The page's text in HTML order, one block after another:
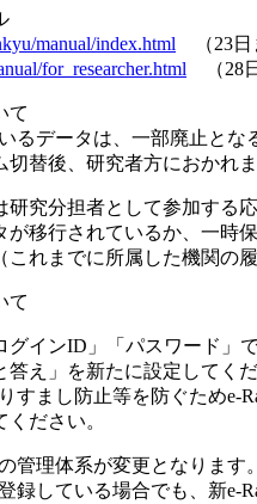
manual/index.html （23日
for_researcher.html （28
て
るデータは、一部廃止と
替後、研究者方におかれ
研究分担者として参加する
移行されているか、一時
これまでに所属した機関の
て
グインID」「パスワード
え」を新たに設定してくだ
すまし防止等を防ぐためe-
ださい。
管理体系が変更となります。
録している場合でも、新e-